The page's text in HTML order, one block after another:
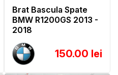
Brat Bascula Spate
BMW R1200GS 2013 -
2018
150.00 lei